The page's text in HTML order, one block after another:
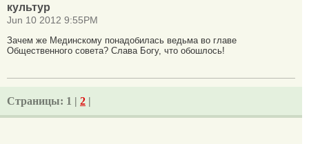
культур
Jun 10 2012 9:55PM
Зачем же Мединскому понадобилась ведьма во главе
Общественного совета? Слава Богу, что обошлось!
Страницы: 1 | 2 |